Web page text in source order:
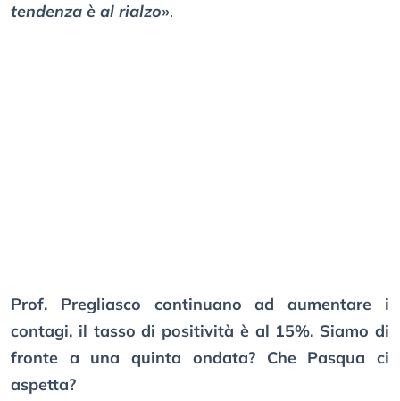
tendenza è al rialzo».
Prof. Pregliasco continuano ad aumentare i
contagi, il tasso di positività è al 15%. Siamo di
fronte a una quinta ondata? Che Pasqua ci
aspetta?